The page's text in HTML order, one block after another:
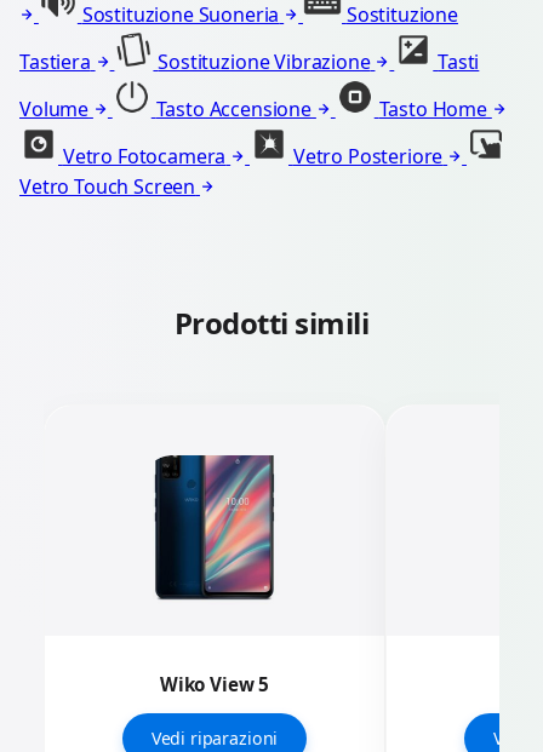
Sostituzione Suoneria
Sostituzione
Tastiera
Sostituzione Vibrazione
Tasti
Volume
Tasto Accensione
Tasto Home
Vetro Fotocamera
Vetro Posteriore
Vetro Touch Screen
Prodotti simili
Wiko View 5
Vedi riparazioni Vedi